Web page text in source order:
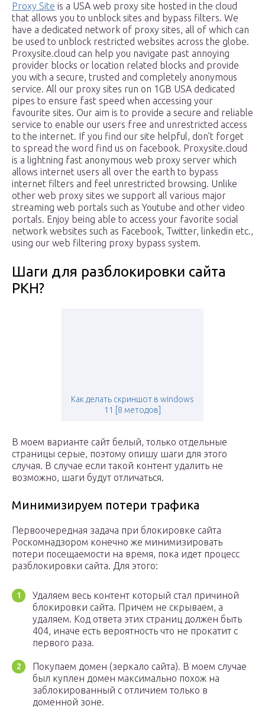
Proxy Site is a USA web proxy site hosted in the cloud
that allows you to unblock sites and bypass filters. We
have a dedicated network of proxy sites, all of which can
be used to unblock restricted websites across the globe.
Proxysite.cloud can help you navigate past annoying
provider blocks or location related blocks and provide
you with a secure, trusted and completely anonymous
service. All our proxy sites run on 1GB USA dedicated
pipes to ensure fast speed when accessing your
favourite sites. Our aim is to provide a secure and reliable
service to enable our users free and unrestricted access
to the internet. If you find our site helpful, don’t forget
to spread the word find us on facebook. Proxysite.cloud
is a lightning fast anonymous web proxy server which
allows internet users all over the earth to bypass
internet filters and feel unrestricted browsing. Unlike
other web proxy sites we support all various major
streaming web portals such as Youtube and other video
portals. Enjoy being able to access your favorite social
network websites such as Facebook, Twitter, linkedin etc.,
using our web filtering proxy bypass system.
Шаги для разблокировки сайта
РКН?
Как делать скриншот в windows
11 [8 методов]
В моем варианте сайт белый, только отдельные
страницы серые, поэтому опишу шаги для этого
случая. В случае если такой контент удалить не
возможно, шаги будут отличаться.
Минимизируем потери трафика
Первоочередная задача при блокировке сайта
Роскомнадзором конечно же минимизировать
потери посещаемости на время, пока идет процесс
разблокировки сайта. Для этого:
Удаляем весь контент который стал причиной
блокировки сайта. Причем не скрываем, а
удаляем. Код ответа этих страниц должен быть
404, иначе есть вероятность что не прокатит с
первого раза.
Покупаем домен (зеркало сайта). В моем случае
был куплен домен максимально похож на
заблокированный с отличием только в
доменной зоне.